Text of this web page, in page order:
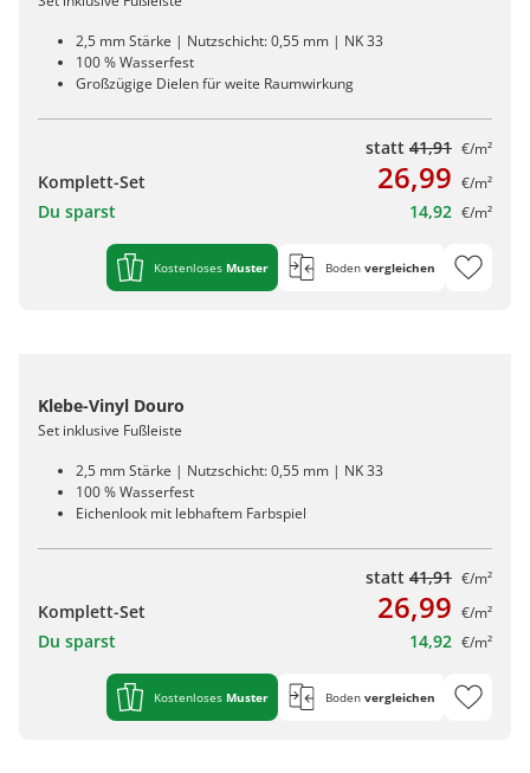
2,5 mm Stärke | Nutzschicht: 0,55 mm | NK 33
100 % Wasserfest
Großzügige Dielen für weite Raumwirkung
statt 41,91 €/m²
Komplett-Set 26,99 €/m²
Du sparst 14,92 €/m²
Kostenloses Muster Boden vergleichen
Klebe-Vinyl Douro
Set inklusive Fußleiste
2,5 mm Stärke | Nutzschicht: 0,55 mm | NK 33
100 % Wasserfest
Eichenlook mit lebhaftem Farbspiel
statt 41,91 €/m²
Komplett-Set 26,99 €/m²
Du sparst 14,92 €/m²
Kostenloses Muster Boden vergleichen